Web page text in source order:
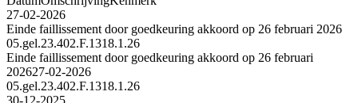
27-02-2026
Einde faillissement door goedkeuring akkoord op 26 februari 2026
05.gel.23.402.F.1318.1.26
Einde faillissement door goedkeuring akkoord op 26 februari
202627-02-2026
05.gel.23.402.F.1318.1.26
30-12-2025